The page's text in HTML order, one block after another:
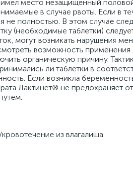
место незащищенный половой
в случае рвоты. Если в
не полностью. В этом случае
(необходимые таблетки)
могут возникать нарушения
возможность
органическую причину.
ли таблетки в
Если возникла
Лактинет® не
из влагалища.